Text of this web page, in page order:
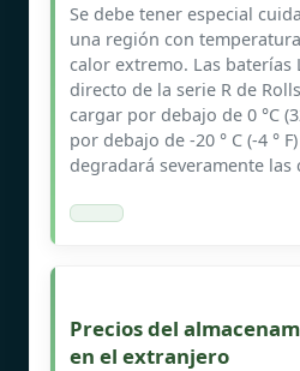
Se debe tener especial
una región con
calor extremo. Las baterías
directo de la serie R de
cargar por debajo de 0 °C
por debajo de -20 ° C (-4 °
degradará severamente las
Precios del
en el extranjero